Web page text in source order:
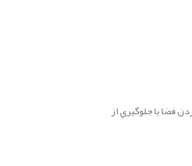
فضا يا جلوگيري از